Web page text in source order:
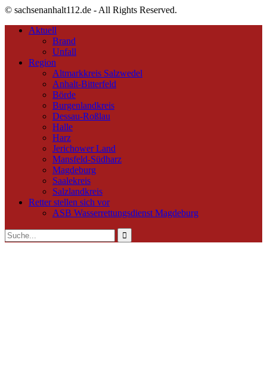
© sachsenanhalt112.de - All Rights Reserved.
Aktuell
Brand
Unfall
Region
Altmarkkreis Salzwedel
Anhalt-Bitterfeld
Börde
Burgenlandkreis
Dessau-Roßlau
Halle
Harz
Jerichower Land
Mansfeld-Südharz
Magdeburg
Saalekreis
Salzlandkreis
Retter stellen sich vor
ASB Wasserrettungsdienst Magdeburg